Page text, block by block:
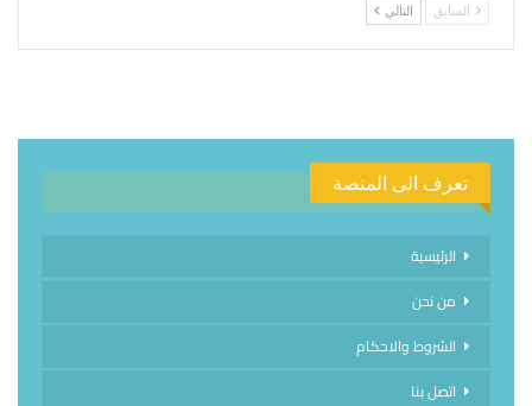
السابق التالي
تعرف الى المنصة
الرئيسية
من نحن
الشروط والاحكام
اتصل بنا